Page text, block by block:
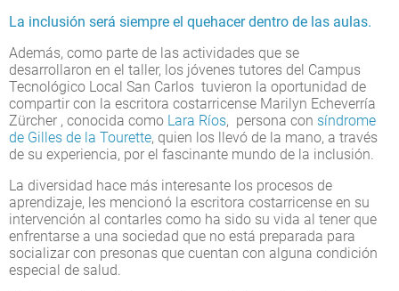
La inclusión será siempre el quehacer dentro de las aulas.
Además, como parte de las actividades que se
desarrollaron en el taller, los jóvenes tutores del Campus
Tecnológico Local San Carlos tuvieron la oportunidad de
compartir con la escritora costarricense Marilyn Echeverría
Zürcher , conocida como Lara Ríos, persona con síndrome
de Gilles de la Tourette, quien los llevó de la mano, a través
de su experiencia, por el fascinante mundo de la inclusión.
La diversidad hace más interesante los procesos de
aprendizaje, les mencionó la escritora costarricense en su
intervención al contarles como ha sido su vida al tener que
enfrentarse a una sociedad que no está preparada para
socializar con presonas que cuentan con alguna condición
especial de salud.